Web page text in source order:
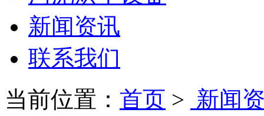
新闻资讯
联系我们
当前位置： 首页 > 新闻